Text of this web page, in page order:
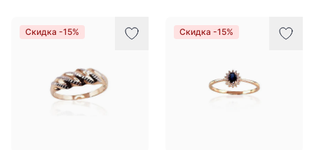
Скидка -15% Скидка -15%